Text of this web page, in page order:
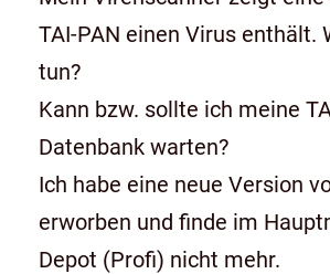
TAI-PAN einen Virus enthält.
tun?
Kann bzw. sollte ich meine
Datenbank warten?
Ich habe eine neue Version
erworben und finde im
Depot (Profi) nicht mehr.